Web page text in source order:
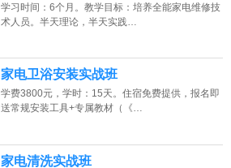
学习时间：6个月。教学目标：培养全能家电维修技
术人员。半天理论，半天实践…
家电卫浴安装实战班
学费3800元，学时：15天。住宿免费提供，报名即
送常规安装工具+专属教材（《…
家电清洗实战班